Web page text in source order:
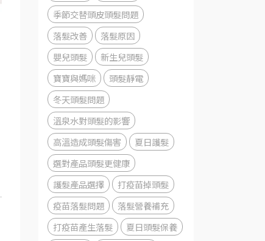
季節交替頭皮頭髮問題
落髮改善
落髮原因
嬰兒頭髮
新生兒頭髮
寶寶與媽咪
頭髮靜電
冬天頭髮問題
溫泉水對頭髮的影響
高溫造成頭髮傷害
夏日護髮
選對產品頭髮更健康
護髮產品選擇
打疫苗掉頭髮
疫苗落髮問題
落髮營養補充
打疫苗產生落髮
夏日頭髮保養